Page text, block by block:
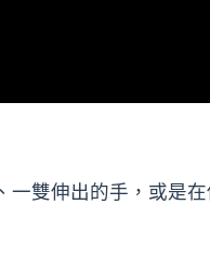
雙伸出的手，或是